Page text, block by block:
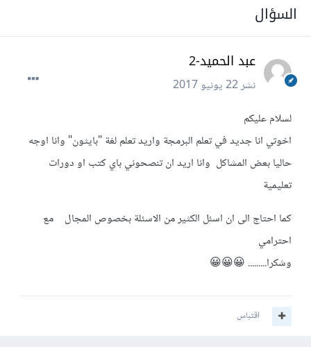
السؤال
عبد الحميد-2
نشر22 يونيو 2017
لسلام عليكم
اخوتي انا جديد في تعلم البرمجة واريد تعلم لغة "بايثون" وانا اوجه
حاليا بعض المشاكل وانا اريد ان تنصحوني باي كتب او دورات
تعليمية
كما احتاج الى ان اسئل الكثير من الاسئلة بخصوص المجال مع
احترامي
وشكرا......... 😀😀😀
اقتباس